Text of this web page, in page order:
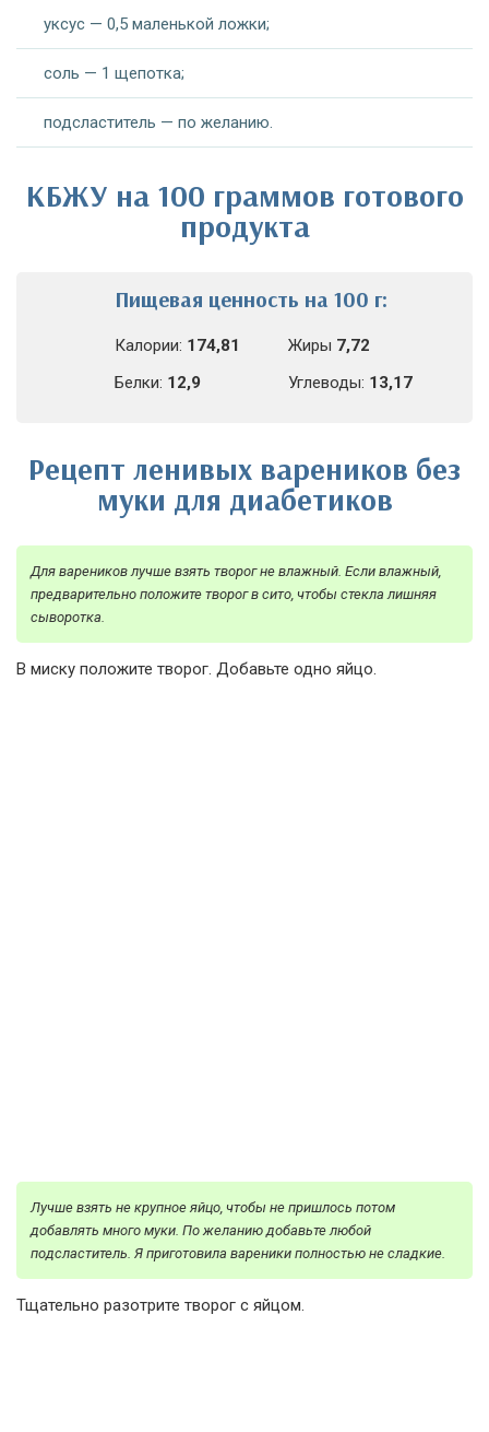
уксус — 0,5 маленькой ложки;
соль — 1 щепотка;
подсластитель — по желанию.
КБЖУ на 100 граммов готового
продукта
Пищевая ценность на 100 г:
Калории: 174,81
Белки: 12,9
Жиры 7,72
Углеводы: 13,17
Рецепт ленивых вареников без
муки для диабетиков
Для вареников лучше взять творог не влажный. Если влажный,
предварительно положите творог в сито, чтобы стекла лишняя
сыворотка.
В миску положите творог. Добавьте одно яйцо.
Лучше взять не крупное яйцо, чтобы не пришлось потом
добавлять много муки. По желанию добавьте любой
подсластитель. Я приготовила вареники полностью не сладкие.
Тщательно разотрите творог с яйцом.